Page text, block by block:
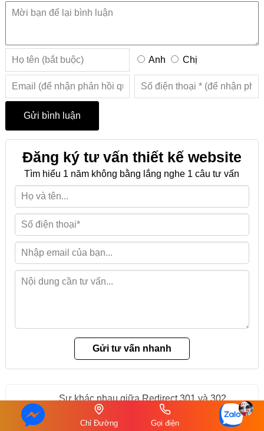
Anh Chị
Đăng ký tư vấn thiết kế website
Tìm hiểu 1 năm không bằng lắng nghe 1 câu tư vấn
Sự khác nhau giữa Redirect 301 và 302
Chỉ Đường Gọi điện